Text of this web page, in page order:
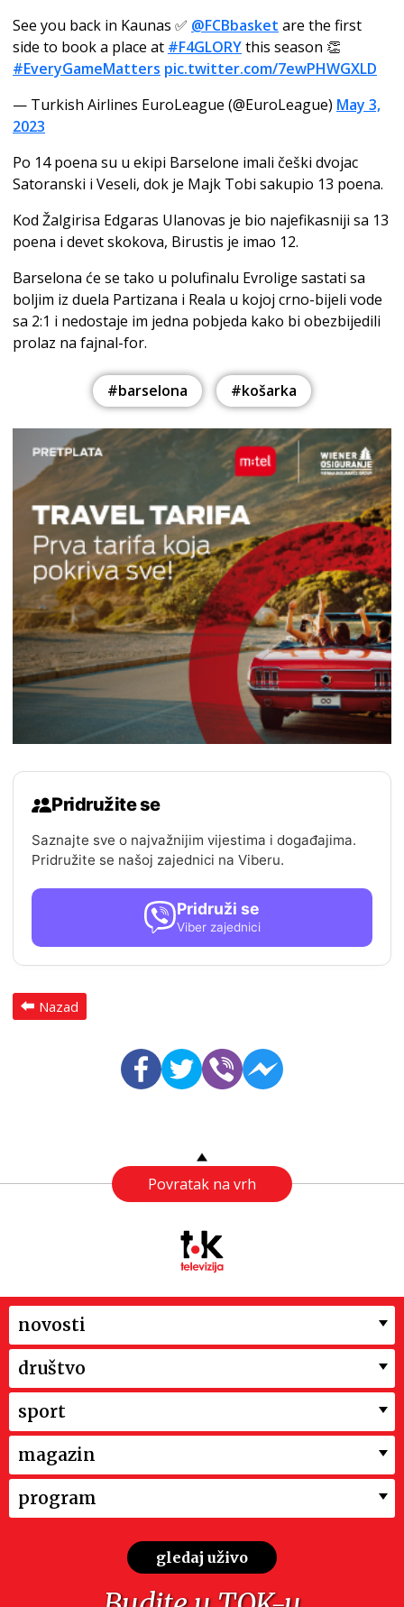
See you back in Kaunas ✅ @FCBbasket are the first
side to book a place at #F4GLORYthis season 👏
#EveryGameMatters pic.twitter.com/7ewPHWGXLD
— Turkish Airlines EuroLeague (@EuroLeague) May 3,
2023
Po 14 poena su u ekipi Barselone imali češki dvojac
Satoranski i Veseli, dok je Majk Tobi sakupio 13 poena.
Kod Žalgirisa Edgaras Ulanovas je bio najefikasniji sa 13
poena i devet skokova, Birustis je imao 12.
Barselona će se tako u polufinalu Evrolige sastati sa
boljim iz duela Partizana i Reala u kojoj crno-bijeli vode
sa 2:1 i nedostaje im jedna pobjeda kako bi obezbijedili
prolaz na fajnal-for.
#barselona #košarka
Pridružite se
Saznajte sve o najvažnijim vijestima i događajima.
Pridružite se našoj zajednici na Viberu.
Pridruži se
Viber zajednici
Nazad
Povratak na vrh
novosti
društvo
sport
magazin
program
gledaj uživo